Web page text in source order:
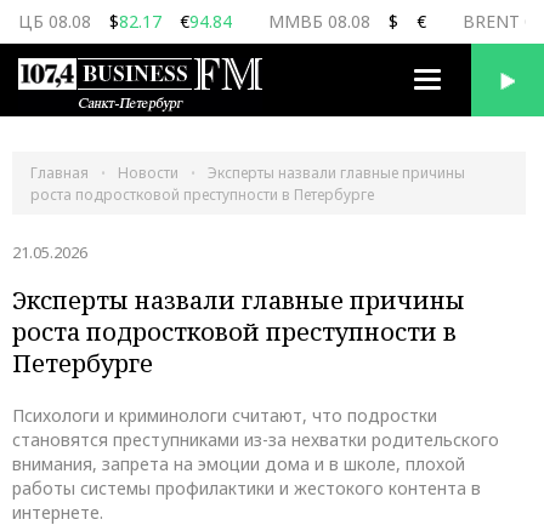
ЦБ 08.08 $82.17 €94.84 ММВБ 08.08 $ € BRENT
Переключить
Главная Новости
Эксперты назвали главные причины
роста подростковой преступности в Петербурге
21.05.2026
Эксперты назвали главные причины
роста подростковой преступности в
Петербурге
Психологи и криминологи считают, что подростки
становятся преступниками из-за нехватки родительского
внимания, запрета на эмоции дома и в школе, плохой
работы системы профилактики и жестокого контента в
интернете.